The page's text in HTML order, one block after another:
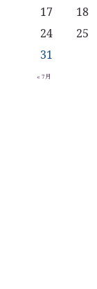
17
18
24
25
31
« 7月